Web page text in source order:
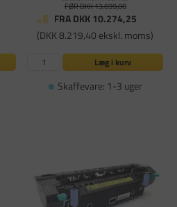
FØR DKK 13.699,00
FRA DKK 10.274,25
(DKK 8.219,40 ekskl. moms)
Læg i kurv
Skaffevare: 1-3 uger